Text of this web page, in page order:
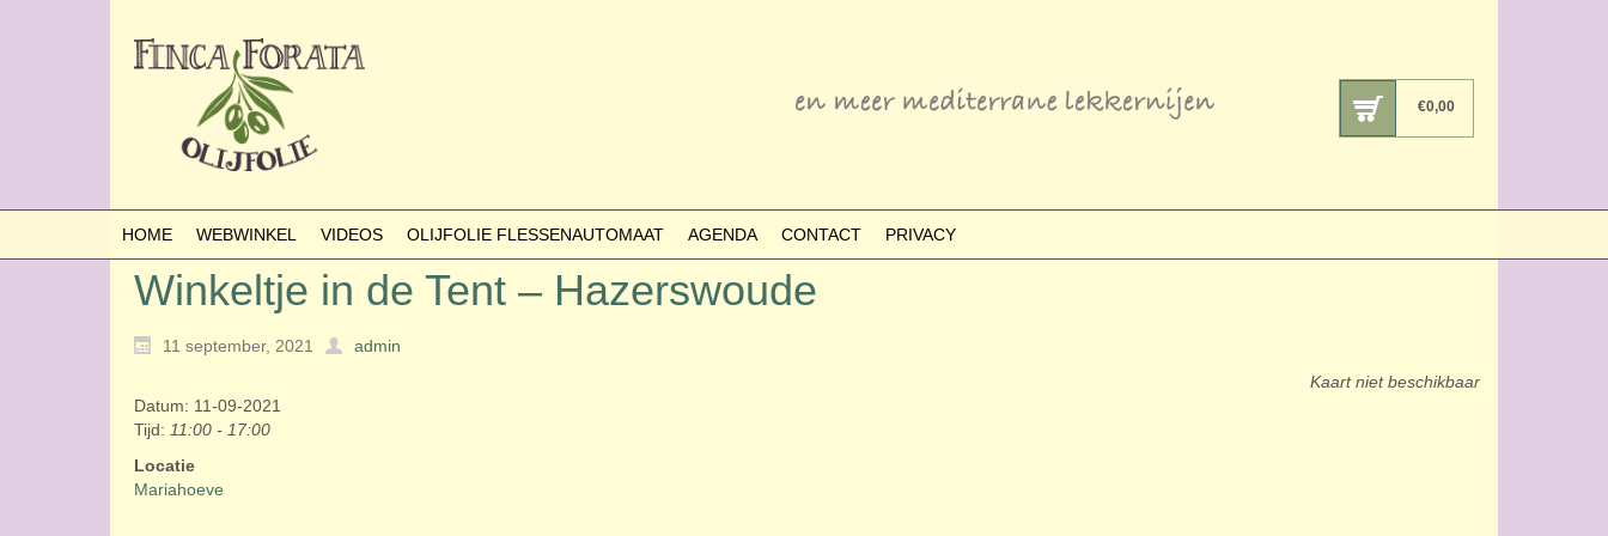
€0,00
HOME WEBWINKEL VIDEOS OLIJFOLIE FLESSENAUTOMAAT AGENDA CONTACT PRIVACY
Winkeltje in de Tent – Hazerswoude
11 september, 2021
admin
Kaart niet beschikbaar
Datum: 11-09-2021
Tijd: 11:00 - 17:00
Locatie
Mariahoeve